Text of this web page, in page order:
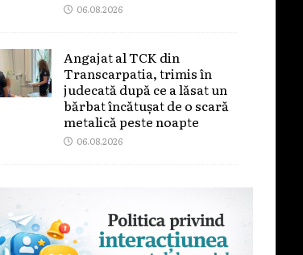
06.08.2026
Angajat al TCK din
Transcarpatia, trimis în
judecată după ce a lăsat un
bărbat încătușat de o scară
metalică peste noapte
06.08.2026